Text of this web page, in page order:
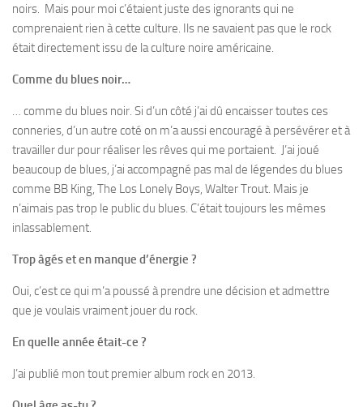
noirs. Mais pour moi c’étaient juste des ignorants qui ne
comprenaient rien à cette culture. Ils ne savaient pas que le rock
était directement issu de la culture noire américaine.
Comme du blues noir…
… comme du blues noir. Si d’un côté j’ai dû encaisser toutes ces
conneries, d’un autre coté on m’a aussi encouragé à persévérer et à
travailler dur pour réaliser les rêves qui me portaient. J’ai joué
beaucoup de blues, j’ai accompagné pas mal de légendes du blues
comme BB King, The Los Lonely Boys, Walter Trout. Mais je
n’aimais pas trop le public du blues. C’était toujours les mêmes
inlassablement.
Trop âgés et en manque d’énergie ?
Oui, c’est ce qui m’a poussé à prendre une décision et admettre
que je voulais vraiment jouer du rock.
En quelle année était-ce ?
J’ai publié mon tout premier album rock en 2013.